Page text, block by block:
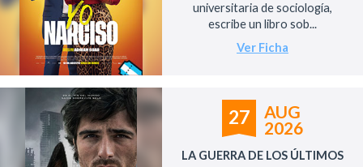
universitaria de sociología,
escribe un libro sob...
Ver Ficha
27
AUG
2026
LA GUERRA DE LOS ÚLTIMOS